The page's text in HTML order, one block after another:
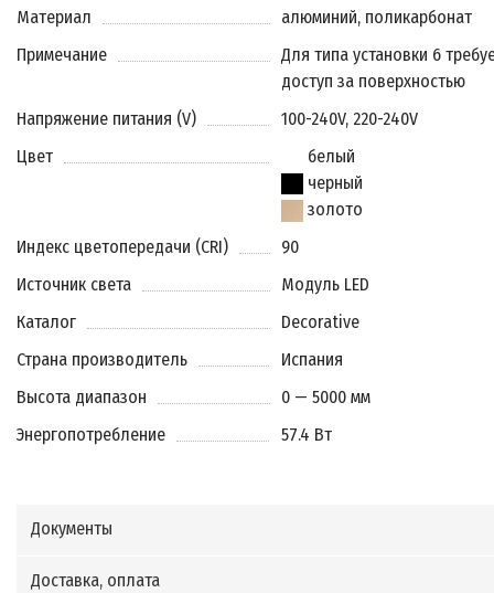
Материал
алюминий, поликарбонат
Примечание
Для типа установки 6
доступ за поверхностью
Напряжение питания (V)
100-240V, 220-240V
Цвет
белый
черный
золото
Индекс цветопередачи (CRI)
90
Источник света
Модуль LED
Каталог
Decorative
Страна производитель
Испания
Высота диапазон
0 — 5000 мм
Энергопотребление
57.4 Вт
Документы
Доставка, оплата